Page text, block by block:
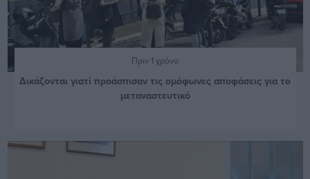
Πριν 1 χρόνο
Δικάζονται γιατί προάσπισαν τις ομόφωνες αποφάσεις για το
μεταναστευτικό